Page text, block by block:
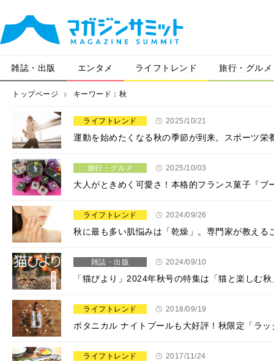
雑誌・出版 エンタメ ライフトレンド 旅行・グルメ
トップページ キーワード：秋
ライフトレンド 2025/10/21
運動を始めたくなる秋の季節が到来。スポーツ
旅行・グルメ 2025/10/03
大人がときめく可愛さ！本格的フランス菓子『
ライフトレンド 2024/09/26
秋に最も多い肌悩みは「乾燥」。専門家が教え
雑誌・出版 2024/09/10
「猫びより」2024年秋号の特集は「猫と楽しむ
ライフトレンド 2018/09/19
ボタニカル ナイトプールも大好評！秋限定「ラ
ライフトレンド 2017/11/24